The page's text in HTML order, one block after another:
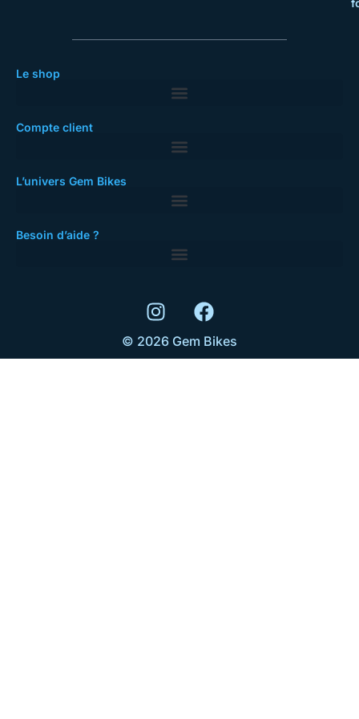
Le shop
Compte client
L’univers Gem Bikes
Besoin d’aide ?
© 2026 Gem Bikes